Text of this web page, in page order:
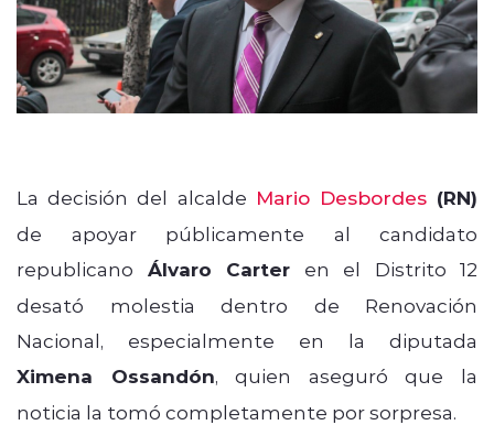
La decisión del alcalde Mario Desbordes(RN)
de apoyar públicamente al candidato
republicano Álvaro Carter en el Distrito 12
desató molestia dentro de Renovación
Nacional, especialmente en la diputada
Ximena Ossandón, quien aseguró que la
noticia la tomó completamente por sorpresa.